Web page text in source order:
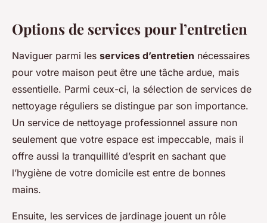
Options de services pour l’entretien
Naviguer parmi les services d’entretien nécessaires
pour votre maison peut être une tâche ardue, mais
essentielle. Parmi ceux-ci, la sélection de services de
nettoyage réguliers se distingue par son importance.
Un service de nettoyage professionnel assure non
seulement que votre espace est impeccable, mais il
offre aussi la tranquillité d’esprit en sachant que
l’hygiène de votre domicile est entre de bonnes
mains.
Ensuite, les services de jardinage jouent un rôle